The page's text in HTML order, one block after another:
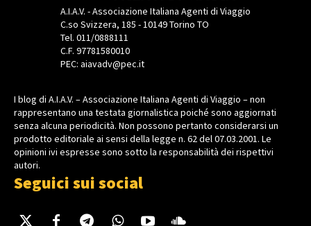
A.I.A.V. - Associazione Italiana Agenti di Viaggio
C.so Svizzera, 185 - 10149 Torino TO
Tel. 011/0888111
C.F. 97781580010
PEC: aiavadv@pec.it
I blog di A.I.A.V. – Associazione Italiana Agenti di Viaggio – non
rappresentano una testata giornalistica poiché sono aggiornati
senza alcuna periodicità. Non possono pertanto considerarsi un
prodotto editoriale ai sensi della legge n. 62 del 07.03.2001. Le
opinioni ivi espresse sono sotto la responsabilità dei rispettivi
autori.
Seguici sui social